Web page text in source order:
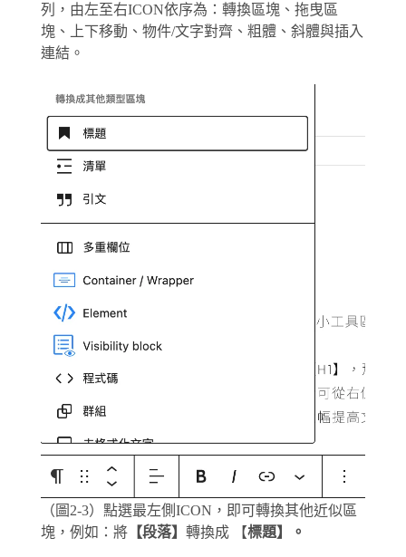
列，由左至右ICON依序為：轉換區塊、拖曳區
塊、上下移動、物件/文字對齊、粗體、斜體與插入
連結。
（圖2-3）點選最左側ICON，即可轉換其他近似區
塊，例如：將 【段落】 轉換成 【標題】。